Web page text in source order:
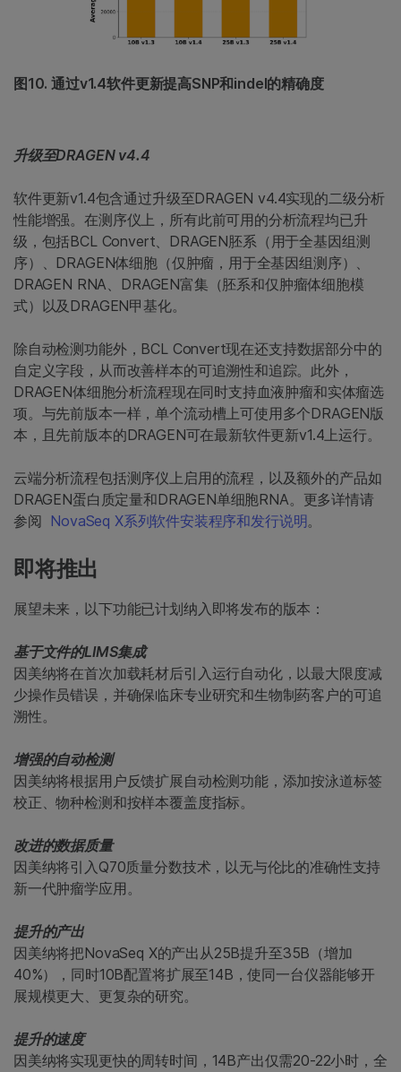
图10. 通过v1.4软件更新提高SNP和indel的精确度
升级至DRAGEN v4.4
软件更新v1.4包含通过升级至DRAGEN v4.4实现的二级分析
性能增强。在测序仪上，所有此前可用的分析流程均已升
级，包括BCL Convert、DRAGEN胚系（用于全基因组测
序）、DRAGEN体细胞（仅肿瘤，用于全基因组测序）、
DRAGEN RNA、DRAGEN富集（胚系和仅肿瘤体细胞模
式）以及DRAGEN甲基化。
除自动检测功能外，BCL Convert现在还支持数据部分中的
自定义字段，从而改善样本的可追溯性和追踪。此外，
DRAGEN体细胞分析流程现在同时支持血液肿瘤和实体瘤选
项。与先前版本一样，单个流动槽上可使用多个DRAGEN版
本，且先前版本的DRAGEN可在最新软件更新v1.4上运行。
云端分析流程包括测序仪上启用的流程，以及额外的产品如
DRAGEN蛋白质定量和DRAGEN单细胞RNA。更多详情请
参阅 NovaSeq X系列软件安装程序和发行说明。
即将推出
展望未来，以下功能已计划纳入即将发布的版本：
基于文件的LIMS集成
因美纳将在首次加载耗材后引入运行自动化，以最大限度减
少操作员错误，并确保临床专业研究和生物制药客户的可追
溯性。
增强的自动检测
因美纳将根据用户反馈扩展自动检测功能，添加按泳道标签
校正、物种检测和按样本覆盖度指标。
改进的数据质量
因美纳将引入Q70质量分数技术，以无与伦比的准确性支持
新一代肿瘤学应用。
提升的产出
因美纳将把NovaSeq X的产出从25B提升至35B（增加
40%），同时10B配置将扩展至14B，使同一台仪器能够开
展规模更大、更复杂的研究。
提升的速度
因美纳将实现更快的周转时间，14B产出仅需20-22小时，全